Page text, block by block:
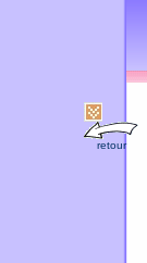
retour